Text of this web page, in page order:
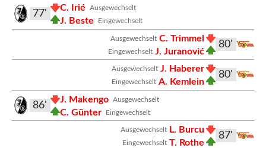
Ausgewechselt
C. Irié
Eingewechselt
J. Beste
77'
80'
Ausgewechselt C. Trimmel
Eingewechselt J. Juranović
80'
Ausgewechselt J. Haberer
Eingewechselt A. Kemlein
Ausgewechselt
J. Makengo
Eingewechselt
C. Günter
86'
87'
Ausgewechselt L. Burcu
Eingewechselt T. Rothe